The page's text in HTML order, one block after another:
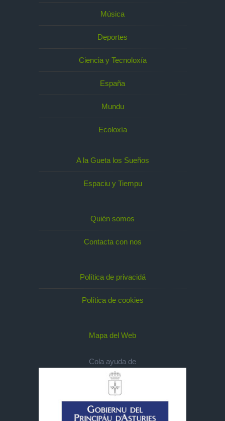
Música
Deportes
Ciencia y Tecnoloxía
España
Mundu
Ecoloxía
A la Gueta los Sueños
Espaciu y Tiempu
Quién somos
Contacta con nos
Política de privacidá
Política de cookies
Mapa del Web
Cola ayuda de